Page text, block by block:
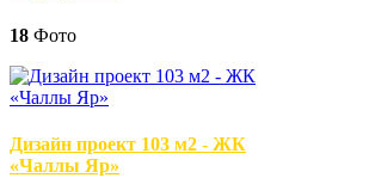
18 Фото
Дизайн проект 103 м2 - ЖК
«Чаллы Яр»